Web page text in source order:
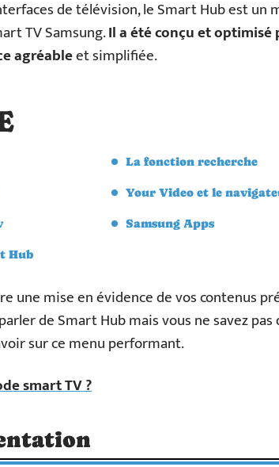
de télévision, le Smart Hub est un
TV Samsung.Il a été conçu et
agréableet simplifiée.
Hub
La fonction recherche
Your Video et le
Samsung Apps
une mise en évidence de vos contenus
de Smart Hub mais vous ne savez pas
sur ce menu performant.
smart TV ?